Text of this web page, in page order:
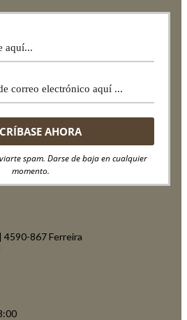
spam. Darse de baja en cualquier
momento.
4590-867 Ferreira